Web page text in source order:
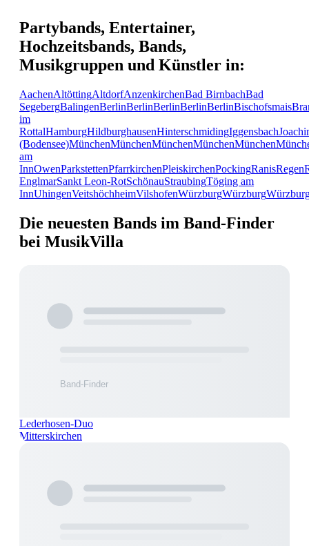
Partybands, Entertainer,
Hochzeitsbands, Bands,
Musikgruppen und Künstler in:
AachenAltöttingAltdorfAnzenkirchenBad BirnbachBad
SegebergBalingenBerlinBerlinBerlinBerlinBerlinBischofsmais
im
RottalHamburgHildburghausenHinterschmidingIggensbach
(Bodensee)MünchenMünchenMünchenMünchenMünchen
am
InnOwenParkstettenPfarrkirchenPleiskirchenPockingRanisRegen
EnglmarSankt Leon-RotSchönauStraubingTöging am
InnUhingenVeitshöchheimVilshofenWürzburgWürzburg
Die neuesten Bands im Band-Finder
bei MusikVilla
Lederhosen-Duo
Mitterskirchen